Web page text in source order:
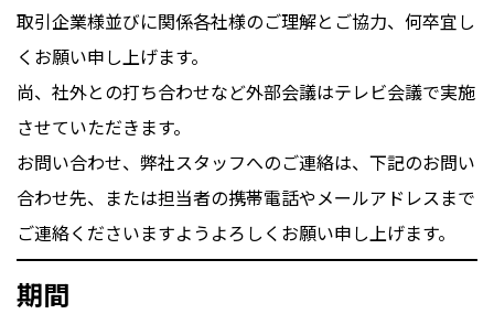
取引企業様並びに関係各社様のご理解とご協力、何卒宜し
くお願い申し上げます。
尚、社外との打ち合わせなど外部会議はテレビ会議で実施
させていただきます。
お問い合わせ、弊社スタッフへのご連絡は、下記のお問い
合わせ先、または担当者の携帯電話やメールアドレスまで
ご連絡くださいますようよろしくお願い申し上げます。
期間